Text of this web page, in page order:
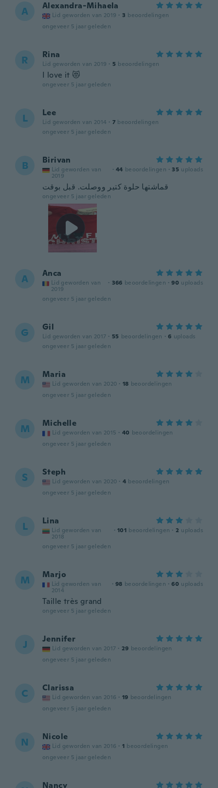
A Alexandra-Mihaela
Lid geworden van 2019 · 3 beoordelingen
ongeveer 5 jaar geleden
R Rina
Lid geworden van 2019 · 5 beoordelingen
I love it 😻
ongeveer 5 jaar geleden
L Lee
Lid geworden van 2014 · 7 beoordelingen
ongeveer 5 jaar geleden
B Birivan
Lid geworden van
2019
· 44 beoordelingen · 35 uploads
قماشتها حلوة كتير ووصلت. قبل بوقت
ongeveer 5 jaar geleden
A Anca
Lid geworden van
2019
· 366 beoordelingen · 90 uploads
ongeveer 5 jaar geleden
G Gil
Lid geworden van 2017 · 55 beoordelingen · 6 uploads
ongeveer 5 jaar geleden
M Maria
Lid geworden van 2020 · 18 beoordelingen
ongeveer 5 jaar geleden
M Michelle
Lid geworden van 2015 · 40 beoordelingen
ongeveer 5 jaar geleden
S Steph
Lid geworden van 2020 · 4 beoordelingen
ongeveer 5 jaar geleden
L Lina
Lid geworden van
2018
· 101 beoordelingen · 2 uploads
ongeveer 5 jaar geleden
M Marjo
Lid geworden van
2014
· 98 beoordelingen · 60 uploads
Taille très grand
ongeveer 5 jaar geleden
J Jennifer
Lid geworden van 2017 · 29 beoordelingen
ongeveer 5 jaar geleden
C Clarissa
Lid geworden van 2016 · 19 beoordelingen
ongeveer 5 jaar geleden
N Nicole
Lid geworden van 2016 · 1 beoordelingen
ongeveer 5 jaar geleden
Nancy